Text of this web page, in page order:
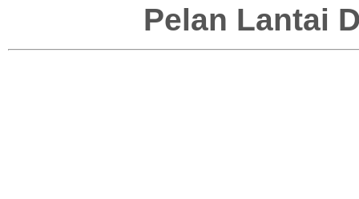
Pelan Lantai